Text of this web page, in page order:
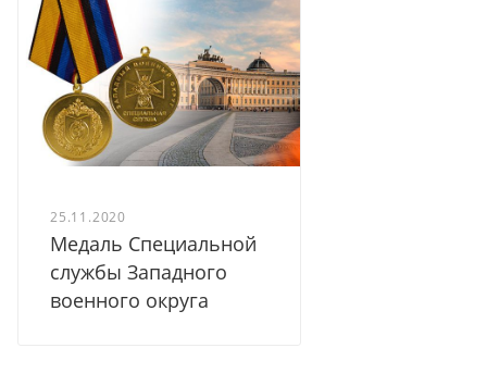
25.11.2020
Медаль Специальной
службы Западного
военного округа